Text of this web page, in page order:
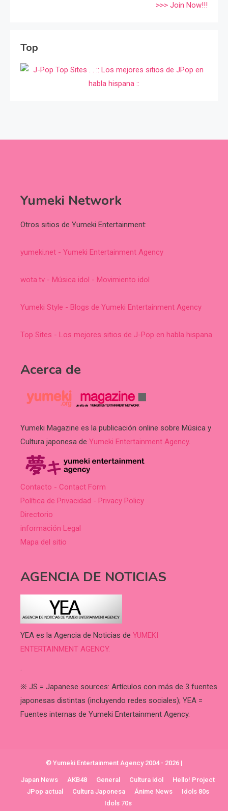
>>> Join Now!!!
Top
Yumeki Network
Otros sitios de Yumeki Entertainment:
yumeki.net - Yumeki Entertainment Agency
wota.tv - Música idol - Movimiento idol
Yumeki Style - Blogs de Yumeki Entertainment Agency
Top Sites - Los mejores sitios de J-Pop en habla hispana
Acerca de
Yumeki Magazine es la publicación online sobre Música y
Cultura japonesa de Yumeki Entertainment Agency.
Contacto - Contact Form
Política de Privacidad - Privacy Policy
Directorio
información Legal
Mapa del sitio
AGENCIA DE NOTICIAS
YEA es la Agencia de Noticias de YUMEKI
ENTERTAINMENT AGENCY.
.
※ JS = Japanese sources: Artículos con más de 3 fuentes
japonesas distintas (incluyendo redes sociales); YEA =
Fuentes internas de Yumeki Entertainment Agency.
© Yumeki Entertainment Agency 2004 - 2026 |
Japan News AKB48 General Cultura idol
Hello! Project
JPop actual
Cultura Japonesa Ánime News
Idols 80s
Idols 70s